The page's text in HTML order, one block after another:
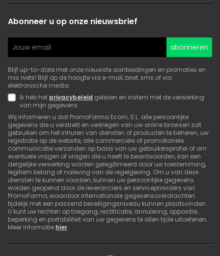
Abonneer u op onze nieuwsbrief
abonneren
Blijf up-to-date met onze nieuwste aanbiedingen en promoties en
mis niets! Blijf op de hoogte via e-mail, brief, sms of via
elektronische media
Ik heb het privacybeleid gelezen en instem met de verwerking
van mijn gegevens
Wij informeren u dat PromoFarma Ecom, S.L. alle persoonlijke
gegevens die u verstrekt en verkregen van uw online browsen zult
gebruiken om het inhuren van diensten of producten te beheren, uw
registratie op de website, alle commerciële of promotionele
communicatie verzonden op basis van uw gebruikersprofiel of om
eventuele vragen of vragen die u heeft te beantwoorden, kan een
dergelijke verwerking worden gelegitimeerd door uw toestemming,
legitiem belang of naleving van de regelgeving. Om u van deze
diensten te kunnen voorzien, kunnen uw persoonlijke gegevens
worden geopend door de leveranciers en serviceproviders van
PromoFarma, waardoor internationale gegevensoverdrachten
tijdelijk met een passend beveiligingsniveau kunnen plaatsvinden.
U kunt uw rechten op toegang, rectificatie, annulering, oppositie,
beperking en portabiliteit van uw gegevens te allen tijde uitoefenen.
Meer informatie hier.